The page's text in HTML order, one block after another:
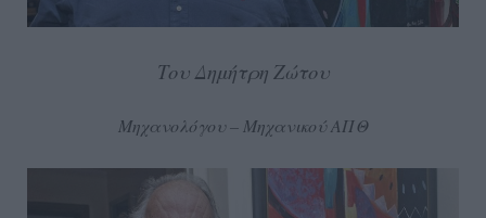
Του Δημήτρη Ζώτου
Μηχανολόγου – Μηχανικού ΑΠΘ